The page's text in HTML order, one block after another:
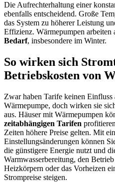
Die Aufrechterhaltung einer
ebenfalls entscheidend. Große
das System zu höherer Leistung
Effizienz. Wärmepumpen arbeiten
Bedarf, insbesondere im Winter.
So wirken sich
Betriebskosten von
Zwar haben Tarife keinen
Wärmepumpe, doch wirken sie
aus. Häuser mit Wärmepumpen
zeitabhängigen Tarifen
Zeiten höhere Preise gelten. Mit
Einstellungsänderungen können
die günstigere Energie nutzt und
Warmwasserbereitung, den
Heizkörpern oder das Vorheizen
Strompreise steigen.